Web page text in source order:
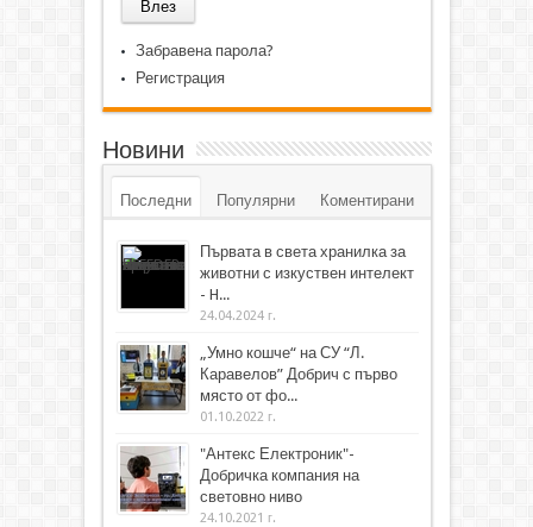
Забравена парола?
Регистрация
Новини
Последни Популярни Коментирани
Първата в света хранилка за
животни с изкуствен интелект
- H...
24.04.2024 г.
„Умно кошче“ на СУ “Л.
Каравелов” Добрич с първо
място от фо...
01.10.2022 г.
"Антекс Електроник"-
Добричка компания на
световно ниво
24.10.2021 г.